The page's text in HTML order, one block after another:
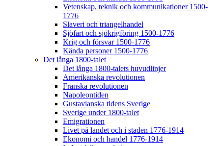
Vetenskap, teknik och kommunikationer 1500-
1776
Slaveri och triangelhandel
Sjöfart och sjökrigföring 1500-1776
Krig och försvar 1500-1776
Kända personer 1500-1776
Det långa 1800-talet
Det långa 1800-talets huvudlinjer
Amerikanska revolutionen
Franska revolutionen
Napoleontiden
Gustavianska tidens Sverige
Sverige under 1800-talet
Emigrationen
Livet på landet och i staden 1776-1914
Ekonomi och handel 1776-1914